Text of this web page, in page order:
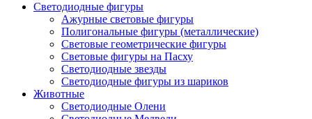
Светодиодные фигуры
Ажурные световые фигуры
Полигональные фигуры (металлические)
Световые геометрические фигуры
Световые фигуры на Пасху
Светодиодные звезды
Светодиодные фигуры из шариков
Животные
Светодиодные Олени